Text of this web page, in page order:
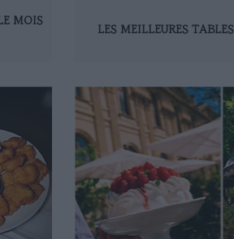
MOIS
LES MEILLEURES